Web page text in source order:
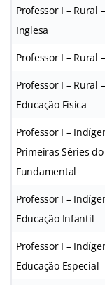
Professor I – Rural
Inglesa
Professor I – Rural
Professor I – Rural –
Educação Física
Professor I –
Primeiras Séries
Fundamental
Professor I –
Educação Infantil
Professor I –
Educação Especial